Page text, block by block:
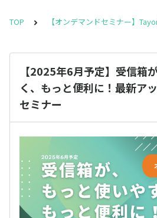
TOP 【オンデマンドセミナー】
【2025年6月予定】受信箱
く、もっと便利に！最新ア
セミナー